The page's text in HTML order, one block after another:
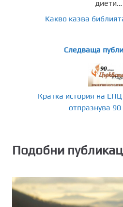
Kакво казва
Следваща
Кратка история на
отпразнува
Подобни